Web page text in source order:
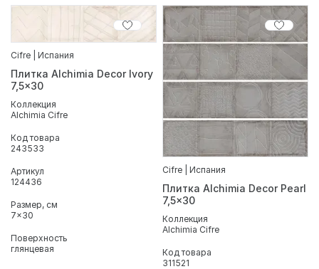
Cifre | Испания
Плитка Alchimia Decor Ivory
7,5x30
Коллекция
Alchimia Cifre
Код товара
243533
Артикул
124436
Размер, см
7x30
Поверхность
глянцевая
Cifre | Испания
Плитка Alchimia Decor Pearl
7,5x30
Коллекция
Alchimia Cifre
Код товара
311521